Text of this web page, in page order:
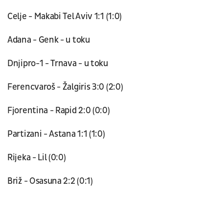
Celje - Makabi Tel Aviv 1:1 (1:0)
Adana - Genk - u toku
Dnjipro-1 - Trnava - u toku
Ferencvaroš - Žalgiris 3:0 (2:0)
Fjorentina - Rapid 2:0 (0:0)
Partizani - Astana 1:1 (1:0)
Rijeka - Lil (0:0)
Briž - Osasuna 2:2 (0:1)